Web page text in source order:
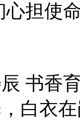
心担使
书香
白衣